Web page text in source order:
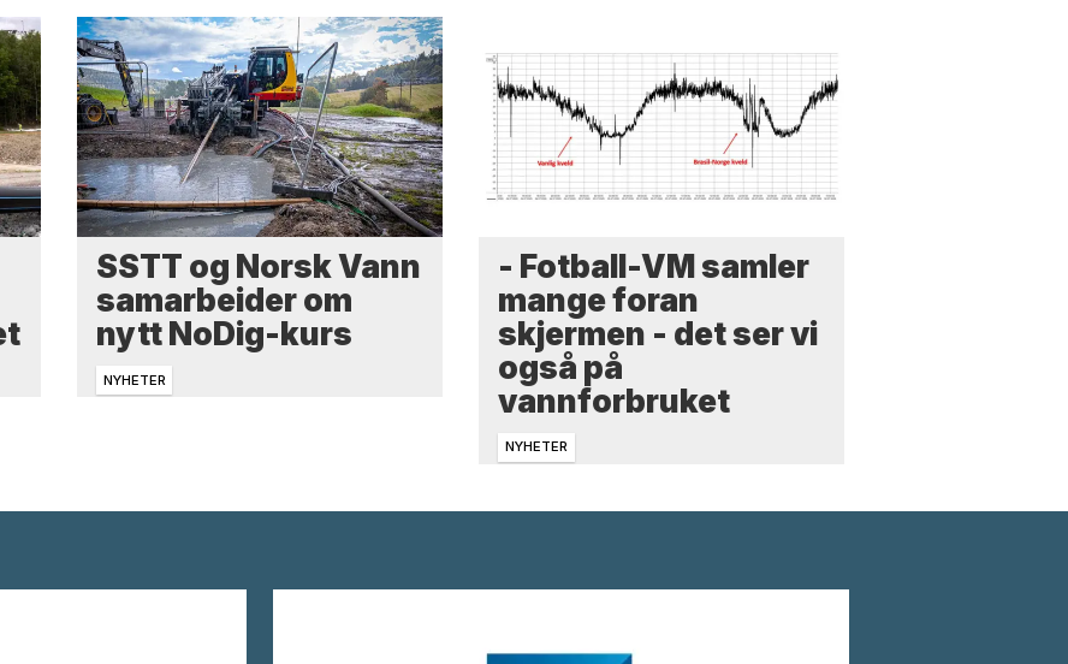
SSTT og Norsk Vann
samarbeider om
nytt NoDig-kurs
NYHETER
- Fotball-VM samler
mange foran
skjermen - det ser vi
også på
vannforbruket
NYHETER